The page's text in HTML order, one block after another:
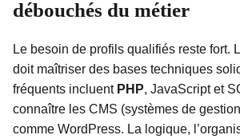
débouchés du métier
Le besoin de profils qualifiés reste fort.
doit maîtriser des bases techniques
fréquents incluent PHP, JavaScript et
connaître les CMS (systèmes de
comme WordPress. La logique,